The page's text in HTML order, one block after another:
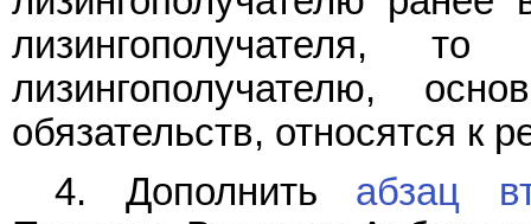
лизингополучателя,
лизингополучателю,
обязательств, относятся к
4. Дополнить абзац